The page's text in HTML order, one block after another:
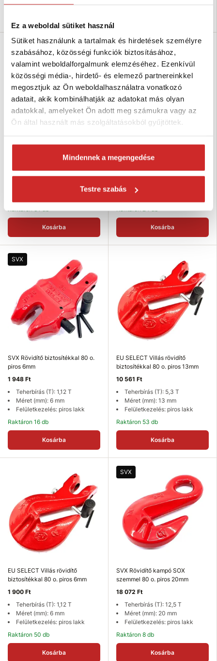
Ez a weboldal sütiket használ
Sütiket használunk a tartalmak és hirdetések személyre
szabásához, közösségi funkciók biztosításához,
valamint weboldalforgalmunk elemzéséhez. Ezenkívül
közösségi média-, hirdető- és elemező partnereinkkel
megosztjuk az Ön weboldalhasználatra vonatkozó
adatait, akik kombinálhatják az adatokat más olyan
adatokkal, amelyeket Ön adott meg számukra vagy az
Ön által használt más szolgáltatásokból gyűjtöttek.
Mindennek a megengedése
Testre szabás
SVX Rövidítő biztosítékkal 80 o.
Raktáron 31 db
Kosárba
SVX Rövidítő biztosítékkal 80 o.
piros 8mm
Méret (mm): None
Raktáron 24 db
Kosárba
SVX
SVX Rövidítő biztosítékkal 80 o.
piros 6mm
1 948 Ft
Teherbírás (T): 1,12 T
Méret (mm): 6 mm
Felületkezelés: piros lakk
Raktáron 16 db
Kosárba
EU SELECT Villás rövidítő
biztosítékkal 80 o. piros 13mm
10 561 Ft
Teherbírás (T): 5,3 T
Méret (mm): 13 mm
Felületkezelés: piros lakk
Raktáron 53 db
Kosárba
EU SELECT Villás rövidítő
biztosítékkal 80 o. piros 6mm
1 900 Ft
Teherbírás (T): 1,12 T
Méret (mm): 6 mm
Felületkezelés: piros lakk
Raktáron 50 db
Kosárba
SVX
SVX Rövidítő kampó SOX
szemmel 80 o. piros 20mm
18 072 Ft
Teherbírás (T): 12,5 T
Méret (mm): 20 mm
Felületkezelés: piros lakk
Raktáron 8 db
Kosárba